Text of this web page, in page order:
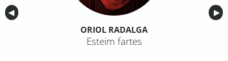
Anterior
◀︎ ▶︎
ORIOL RADALGA
Esteim fartes